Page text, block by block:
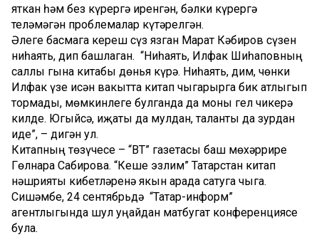
яткан һәм без күрергә иренгән, бәлки күрергә
теләмәгән проблемалар күтәрелгән.
Әлеге басмага кереш сүз язган Марат Кәбиров сүзен
ниһаять, дип башлаган. “Ниһаять, Илфак Шиһаповның
саллы гына китабы дөнья күрә. Ниһаять, дим, чөнки
Илфак үзе исән вакытта китап чыгарырга бик атлыгып
тормады, мөмкинлеге булганда да моны гел чикерә
килде. Югыйсә, иҗаты да мулдан, таланты да зурдан
иде”, – дигән ул.
Китапның төзүчесе – “ВТ” газетасы баш мөхәррире
Гөлнара Сабирова. “Кеше эзлим” Татарстан китап
нәшрияты кибетләренә якын арада сатуга чыга.
Сишәмбе, 24 сентябрьдә “Татар-информ”
агентлыгында шул уңайдан матбугат конференциясе
була.